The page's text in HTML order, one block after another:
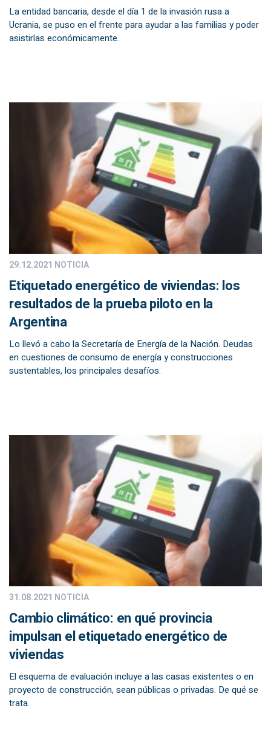
La entidad bancaria, desde el día 1 de la invasión rusa a
Ucrania, se puso en el frente para ayudar a las familias y poder
asistirlas económicamente.
29.12.2021 NOTICIA
Etiquetado energético de viviendas: los
resultados de la prueba piloto en la
Argentina
Lo llevó a cabo la Secretaría de Energía de la Nación. Deudas
en cuestiones de consumo de energía y construcciones
sustentables, los principales desafíos.
31.08.2021 NOTICIA
Cambio climático: en qué provincia
impulsan el etiquetado energético de
viviendas
El esquema de evaluación incluye a las casas existentes o en
proyecto de construcción, sean públicas o privadas. De qué se
trata.